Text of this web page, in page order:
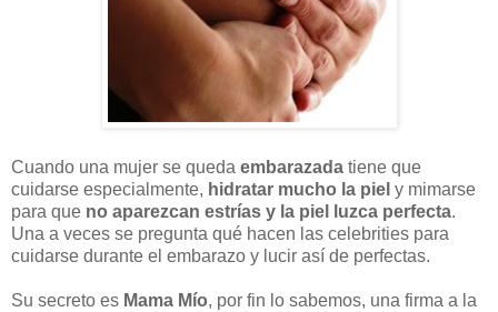
Cuando una mujer se queda embarazada tiene que
cuidarse especialmente, hidratar mucho la piel y mimarse
para que no aparezcan estrías y la piel luzca perfecta.
Una a veces se pregunta qué hacen las celebrities para
cuidarse durante el embarazo y lucir así de perfectas.
Su secreto es Mama Mío, por fin lo sabemos, una firma a la